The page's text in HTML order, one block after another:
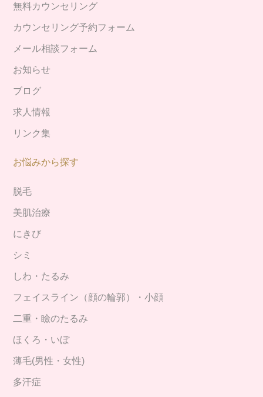
無料カウンセリング
カウンセリング予約フォーム
メール相談フォーム
お知らせ
ブログ
求人情報
リンク集
お悩みから探す
脱毛
美肌治療
にきび
シミ
しわ・たるみ
フェイスライン（顔の輪郭）・小顔
二重・瞼のたるみ
ほくろ・いぼ
薄毛(男性・女性)
多汗症